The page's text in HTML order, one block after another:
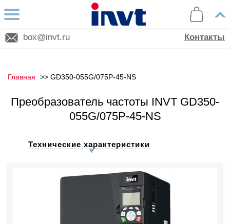
box@invt.ru Контакты
Главная GD350-055G/075P-45-NS
Преобразователь частоты INVT GD350-
055G/075P-45-NS
Технические характеристики